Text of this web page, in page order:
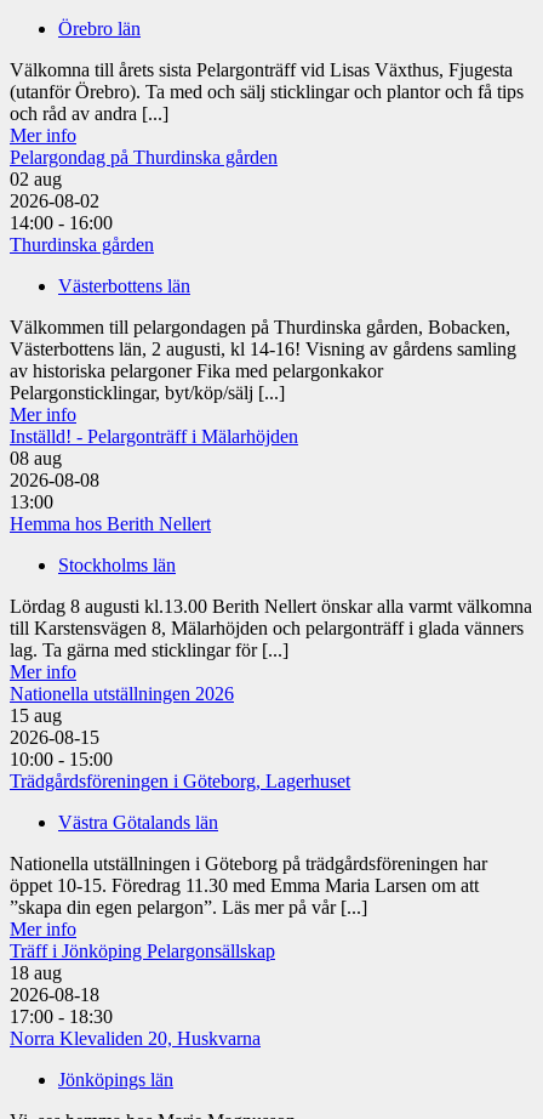
Örebro län
Välkomna till årets sista Pelargonträff vid Lisas Växthus, Fjugesta
(utanför Örebro). Ta med och sälj sticklingar och plantor och få tips
och råd av andra [...]
Mer info
Pelargondag på Thurdinska gården
02 aug
2026-08-02
14:00 - 16:00
Thurdinska gården
Västerbottens län
Välkommen till pelargondagen på Thurdinska gården, Bobacken,
Västerbottens län, 2 augusti, kl 14-16! Visning av gårdens samling
av historiska pelargoner Fika med pelargonkakor
Pelargonsticklingar, byt/köp/sälj [...]
Mer info
Inställd! - Pelargonträff i Mälarhöjden
08 aug
2026-08-08
13:00
Hemma hos Berith Nellert
Stockholms län
Lördag 8 augusti kl.13.00 Berith Nellert önskar alla varmt välkomna
till Karstensvägen 8, Mälarhöjden och pelargonträff i glada vänners
lag. Ta gärna med sticklingar för [...]
Mer info
Nationella utställningen 2026
15 aug
2026-08-15
10:00 - 15:00
Trädgårdsföreningen i Göteborg, Lagerhuset
Västra Götalands län
Nationella utställningen i Göteborg på trädgårdsföreningen har
öppet 10-15. Föredrag 11.30 med Emma Maria Larsen om att
”skapa din egen pelargon”. Läs mer på vår [...]
Mer info
Träff i Jönköping Pelargonsällskap
18 aug
2026-08-18
17:00 - 18:30
Norra Klevaliden 20, Huskvarna
Jönköpings län